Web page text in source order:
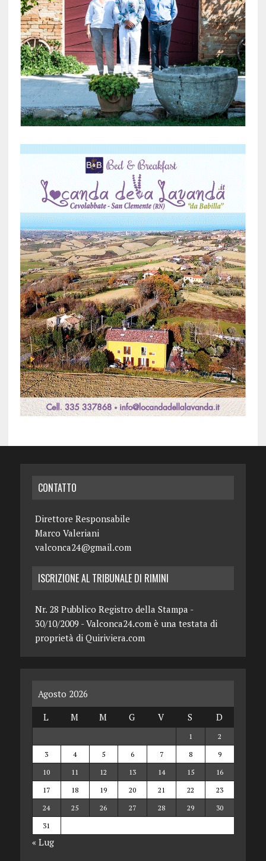
CONTATTO
Direttore Responsabile
Marco Valeriani
valconca24@gmail.com
ISCRIZIONE AL TRIBUNALE DI RIMINI
Nr. 28 Pubblico Registro della Stampa -
30/10/2009 - Valconca24.com è una testata di
proprietà di Quiriviera.com
Agosto 2026
L
M M G V S D
1
2
3
4 5 6 7 8
9
10
11 12 13 14 15
16
17
18 19 20 21 22
23
24
25 26 27 28 29
30
31
« Lug